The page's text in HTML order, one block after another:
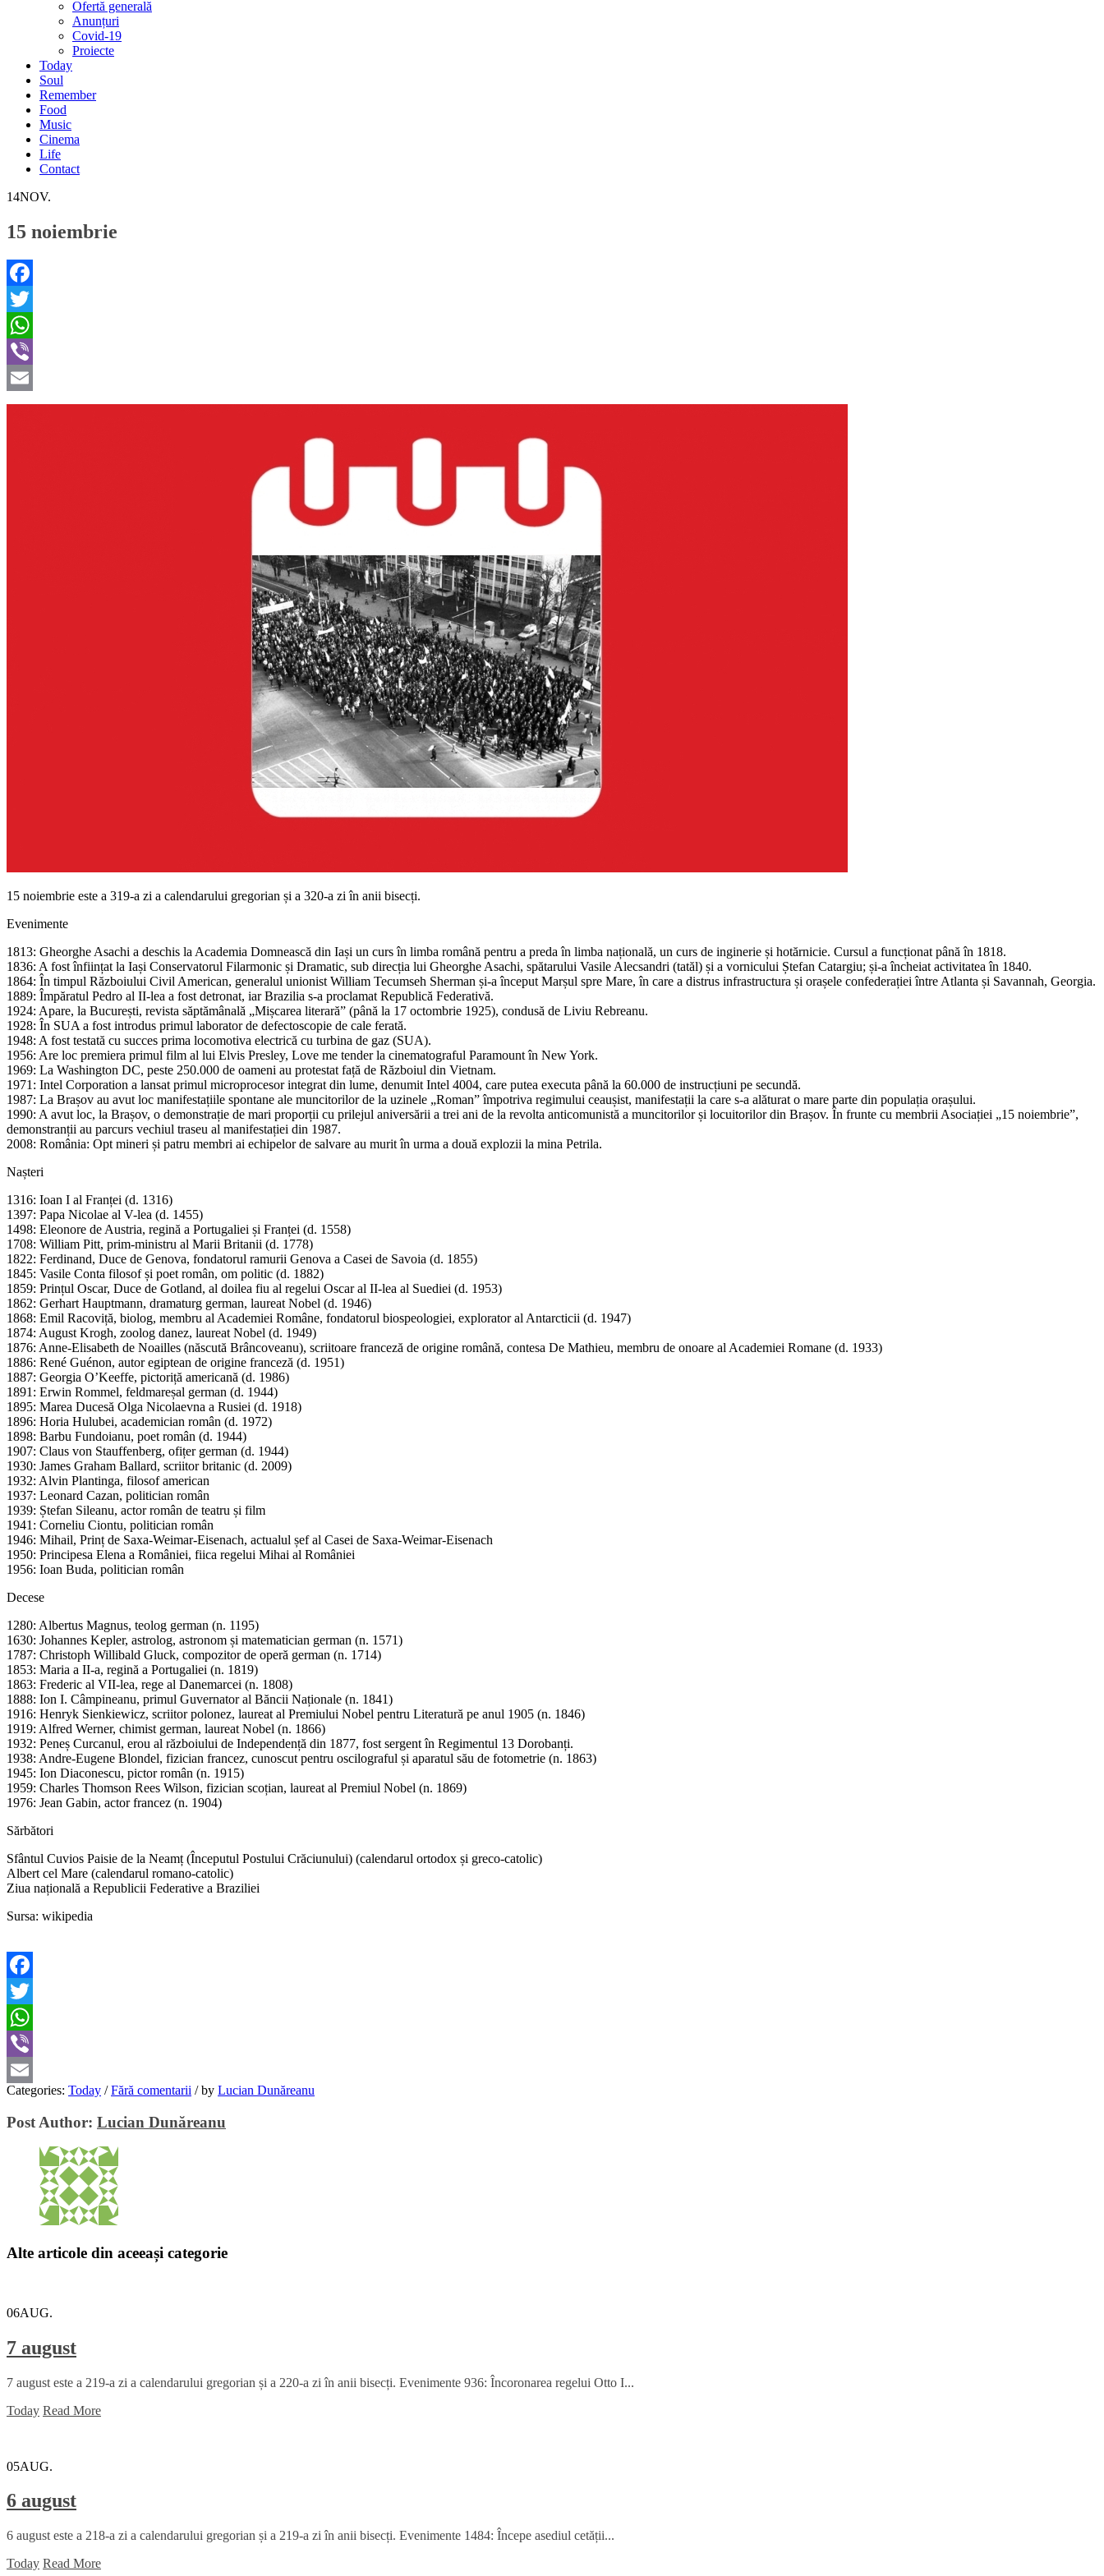
Ofertă generală
Anunțuri
Covid-19
Proiecte
Today
Soul
Remember
Food
Music
Cinema
Life
Contact
14NOV.
15 noiembrie
Facebook
Twitter
WhatsApp
Viber
Email
15 noiembrie este a 319-a zi a calendarului gregorian și a 320-a zi în anii bisecți.
Evenimente
1813: Gheorghe Asachi a deschis la Academia Domnească din Iași un curs în limba română pentru a preda în limba națională, un curs de inginerie și hotărnicie. Cursul a funcționat până în 1818.
1836: A fost înființat la Iași Conservatorul Filarmonic și Dramatic, sub direcția lui Gheorghe Asachi, spătarului Vasile Alecsandri (tatăl) și a vornicului Ștefan Catargiu; și-a încheiat activitatea în 1840.
1864: În timpul Războiului Civil American, generalul unionist William Tecumseh Sherman și-a început Marșul spre Mare, în care a distrus infrastructura și orașele confederației între Atlanta și Savannah, Georgia.
1889: Împăratul Pedro al II-lea a fost detronat, iar Brazilia s-a proclamat Republică Federativă.
1924: Apare, la București, revista săptămânală „Mișcarea literară” (până la 17 octombrie 1925), condusă de Liviu Rebreanu.
1928: În SUA a fost introdus primul laborator de defectoscopie de cale ferată.
1948: A fost testată cu succes prima locomotiva electrică cu turbina de gaz (SUA).
1956: Are loc premiera primul film al lui Elvis Presley, Love me tender la cinematograful Paramount în New York.
1969: La Washington DC, peste 250.000 de oameni au protestat față de Războiul din Vietnam.
1971: Intel Corporation a lansat primul microprocesor integrat din lume, denumit Intel 4004, care putea executa până la 60.000 de instrucțiuni pe secundă.
1987: La Brașov au avut loc manifestațiile spontane ale muncitorilor de la uzinele „Roman” împotriva regimului ceaușist, manifestații la care s-a alăturat o mare parte din populația orașului.
1990: A avut loc, la Brașov, o demonstrație de mari proporții cu prilejul aniversării a trei ani de la revolta anticomunistă a muncitorilor și locuitorilor din Brașov. În frunte cu membrii Asociației „15 noiembrie”,
demonstranții au parcurs vechiul traseu al manifestației din 1987.
2008: România: Opt mineri și patru membri ai echipelor de salvare au murit în urma a două explozii la mina Petrila.
Nașteri
1316: Ioan I al Franței (d. 1316)
1397: Papa Nicolae al V-lea (d. 1455)
1498: Eleonore de Austria, regină a Portugaliei și Franței (d. 1558)
1708: William Pitt, prim-ministru al Marii Britanii (d. 1778)
1822: Ferdinand, Duce de Genova, fondatorul ramurii Genova a Casei de Savoia (d. 1855)
1845: Vasile Conta filosof și poet român, om politic (d. 1882)
1859: Prințul Oscar, Duce de Gotland, al doilea fiu al regelui Oscar al II-lea al Suediei (d. 1953)
1862: Gerhart Hauptmann, dramaturg german, laureat Nobel (d. 1946)
1868: Emil Racoviță, biolog, membru al Academiei Române, fondatorul biospeologiei, explorator al Antarcticii (d. 1947)
1874: August Krogh, zoolog danez, laureat Nobel (d. 1949)
1876: Anne-Elisabeth de Noailles (născută Brâncoveanu), scriitoare franceză de origine română, contesa De Mathieu, membru de onoare al Academiei Romane (d. 1933)
1886: René Guénon, autor egiptean de origine franceză (d. 1951)
1887: Georgia O’Keeffe, pictoriță americană (d. 1986)
1891: Erwin Rommel, feldmareșal german (d. 1944)
1895: Marea Ducesă Olga Nicolaevna a Rusiei (d. 1918)
1896: Horia Hulubei, academician român (d. 1972)
1898: Barbu Fundoianu, poet român (d. 1944)
1907: Claus von Stauffenberg, ofițer german (d. 1944)
1930: James Graham Ballard, scriitor britanic (d. 2009)
1932: Alvin Plantinga, filosof american
1937: Leonard Cazan, politician român
1939: Ștefan Sileanu, actor român de teatru și film
1941: Corneliu Ciontu, politician român
1946: Mihail, Prinț de Saxa-Weimar-Eisenach, actualul șef al Casei de Saxa-Weimar-Eisenach
1950: Principesa Elena a României, fiica regelui Mihai al României
1956: Ioan Buda, politician român
Decese
1280: Albertus Magnus, teolog german (n. 1195)
1630: Johannes Kepler, astrolog, astronom și matematician german (n. 1571)
1787: Christoph Willibald Gluck, compozitor de operă german (n. 1714)
1853: Maria a II-a, regină a Portugaliei (n. 1819)
1863: Frederic al VII-lea, rege al Danemarcei (n. 1808)
1888: Ion I. Câmpineanu, primul Guvernator al Băncii Naționale (n. 1841)
1916: Henryk Sienkiewicz, scriitor polonez, laureat al Premiului Nobel pentru Literatură pe anul 1905 (n. 1846)
1919: Alfred Werner, chimist german, laureat Nobel (n. 1866)
1932: Peneș Curcanul, erou al războiului de Independență din 1877, fost sergent în Regimentul 13 Dorobanți.
1938: Andre-Eugene Blondel, fizician francez, cunoscut pentru oscilograful și aparatul său de fotometrie (n. 1863)
1945: Ion Diaconescu, pictor român (n. 1915)
1959: Charles Thomson Rees Wilson, fizician scoțian, laureat al Premiul Nobel (n. 1869)
1976: Jean Gabin, actor francez (n. 1904)
Sărbători
Sfântul Cuvios Paisie de la Neamț (Începutul Postului Crăciunului) (calendarul ortodox și greco-catolic)
Albert cel Mare (calendarul romano-catolic)
Ziua națională a Republicii Federative a Braziliei
Sursa: wikipedia
Facebook
Twitter
WhatsApp
Viber
Email
Categories: Today / Fără comentarii /by Lucian Dunăreanu
Post Author: Lucian Dunăreanu
Alte articole din aceeași categorie
06AUG.
7 august
7 august este a 219-a zi a calendarului gregorian și a 220-a zi în anii bisecți. Evenimente 936: Încoronarea regelui Otto I...
Today Read More
05AUG.
6 august
6 august este a 218-a zi a calendarului gregorian și a 219-a zi în anii bisecți. Evenimente 1484: Începe asediul cetății...
Today Read More